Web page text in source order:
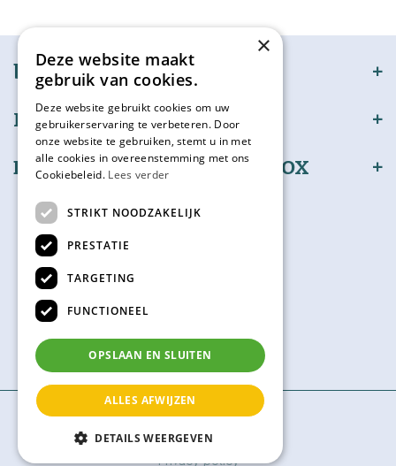
bijSTOX
Klantenservice
Bestel en betaal veilig bijSTOX
Volg ons
Check hier je saldo
Green Solutions
Privacy policy
×
Deze website maakt
gebruik van cookies.
Deze website gebruikt cookies om uw
gebruikerservaring te verbeteren. Door
onze website te gebruiken, stemt u in met
alle cookies in overeenstemming met ons
Cookiebeleid. Lees verder
STRIKT NOODZAKELIJK
PRESTATIE
TARGETING
FUNCTIONEEL
OPSLAAN EN SLUITEN
ALLES AFWIJZEN
DETAILS WEERGEVEN